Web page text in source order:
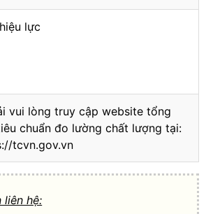
lực
vui lòng truy cập website tổng
chuẩn đo lường chất lượng tại:
tcvn.gov.vn
hệ: